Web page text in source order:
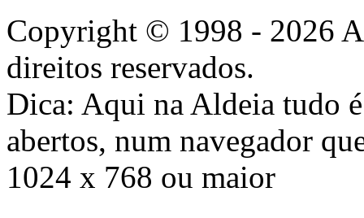
Copyright © 1998 - 2026
direitos reservados.
Dica: Aqui na Aldeia tudo
abertos, num navegador
1024 x 768 ou maior